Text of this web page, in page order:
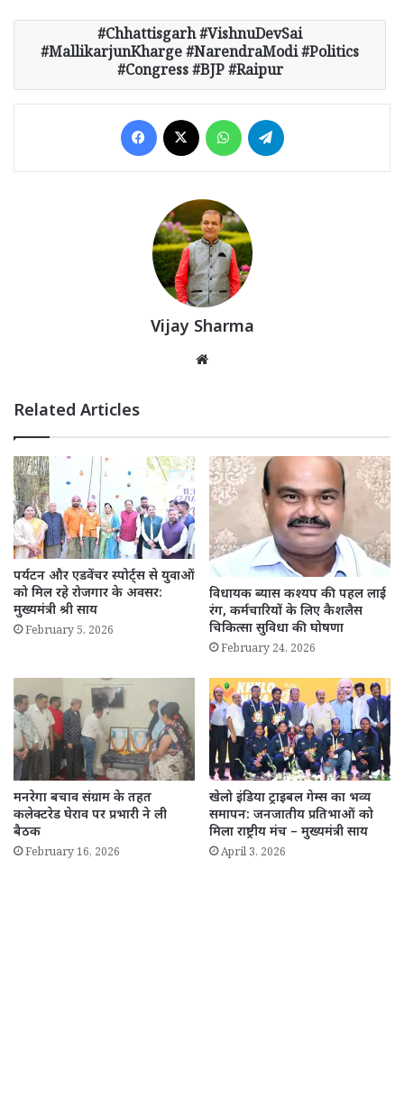
Chhattisgarh #VishnuDevSai
#MallikarjunKharge #NarendraModi #Politics
#Congress #BJP #Raipur
Facebook WhatsApp
Vijay Sharma
Related Articles
पर्यटन और एडवेंचर स्पोर्ट्स से युवाओं
को मिल रहे रोजगार के अवसर:
मुख्यमंत्री श्री साय
February 5, 2026
विधायक ब्यास कश्यप की पहल लाई
रंग, कर्मचारियों के लिए कैशलैस
चिकित्सा सुविधा की घोषणा
February 24, 2026
मनरेगा बचाव संग्राम के तहत
कलेक्टरेड घेराव पर प्रभारी ने ली
बैठक
February 16, 2026
खेलो इंडिया ट्राइबल गेम्स का भव्य
समापन: जनजातीय प्रतिभाओं को
मिला राष्ट्रीय मंच – मुख्यमंत्री साय
April 3, 2026